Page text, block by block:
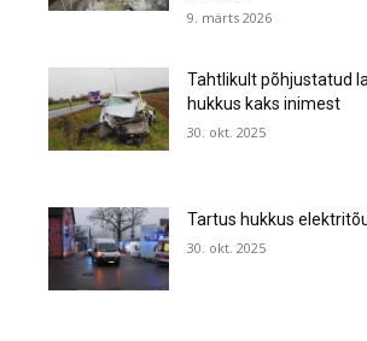
9. märts 2026
Tahtlikult põhjustatud
hukkus kaks inimest
30. okt. 2025
Tartus hukkus
30. okt. 2025